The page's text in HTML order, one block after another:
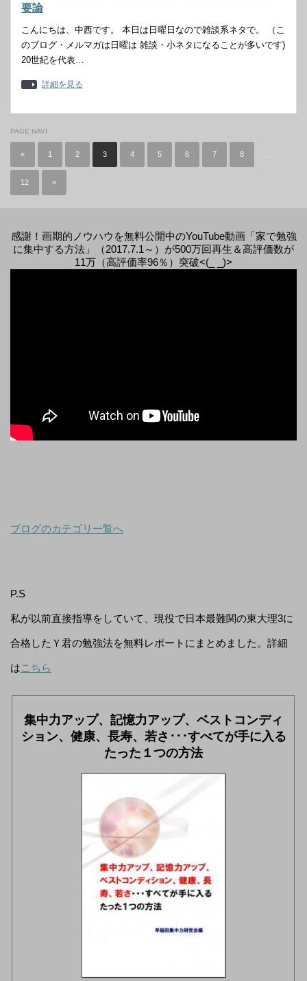
要論
こんにちは、中西です。 本日は日曜日なので雑談系ネタで。 （こ
のブログ・メルマガは日曜は 雑談・小ネタになることが多いです)
20世紀を代表…
詳細を見る
PAGE NAVI
« 1 2 3 4 5 6 7 8
12 »
感謝！画期的ノウハウを無料公開中のYouTube動画「家で勉強
に集中する方法」（2017.7.1～）が500万回再生＆高評価数が
11万（高評価率96％）突破<(_ _)>
ブログのカテゴリ一覧へ
P.S
私が以前直接指導をしていて、現役で日本最難関の東大理3に
合格したＹ君の勉強法を無料レポートにまとめました。詳細
はこちら
集中力アップ、記憶力アップ、ベストコンディ
ション、健康、長寿、若さ･･･すべてが手に入る
たった１つの方法